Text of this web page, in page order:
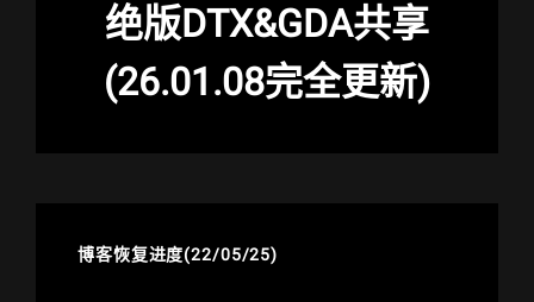
绝版DTX&GDA共享
(26.01.08完全更新)
博客恢复进度(22/05/25)